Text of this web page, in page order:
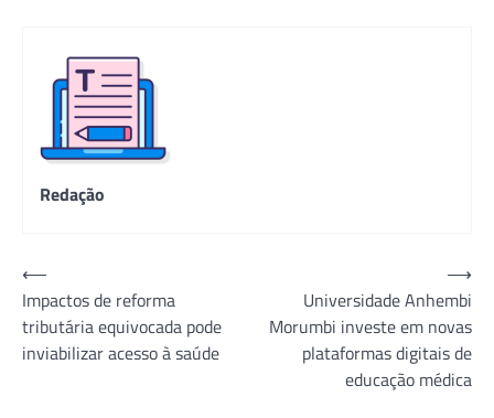
Redação
Navegação
de
Post
⟵
Impactos de reforma
tributária equivocada pode
inviabilizar acesso à saúde
Universidade Anhembi
Morumbi investe em novas
plataformas digitais de
educação médica
⟶